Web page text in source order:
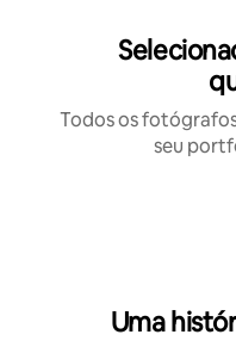
Todos os
seu
Uma